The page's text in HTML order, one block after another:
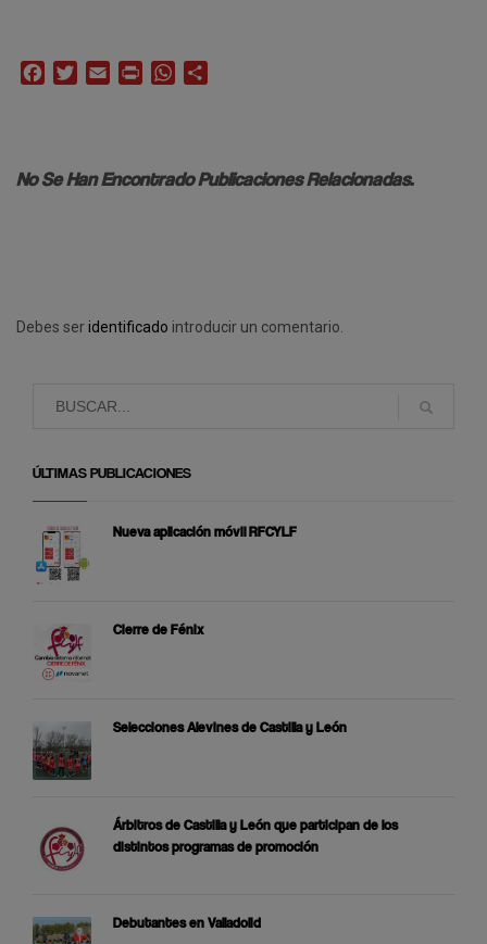
FacebookTwitterEmail Print WhatsApp
No Se Han Encontrado Publicaciones Relacionadas.
Debes seridentificado introducir un comentario.
ÚLTIMAS PUBLICACIONES
Nueva aplicación móvil RFCYLF
Cierre de Fénix
Selecciones Alevines de Castilla y León
Árbitros de Castilla y León que participan de los
distintos programas de promoción
Debutantes en Valladolid